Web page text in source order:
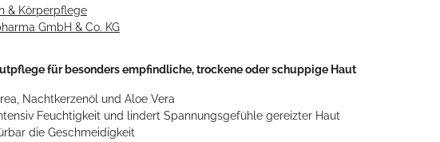
& Körperpflege
GmbH & Co. KG
für besonders empfindliche, trockene oder schuppige Haut
Nachtkerzenöl und Aloe Vera
Feuchtigkeit und lindert Spannungsgefühle gereizter Haut
die Geschmeidigkeit